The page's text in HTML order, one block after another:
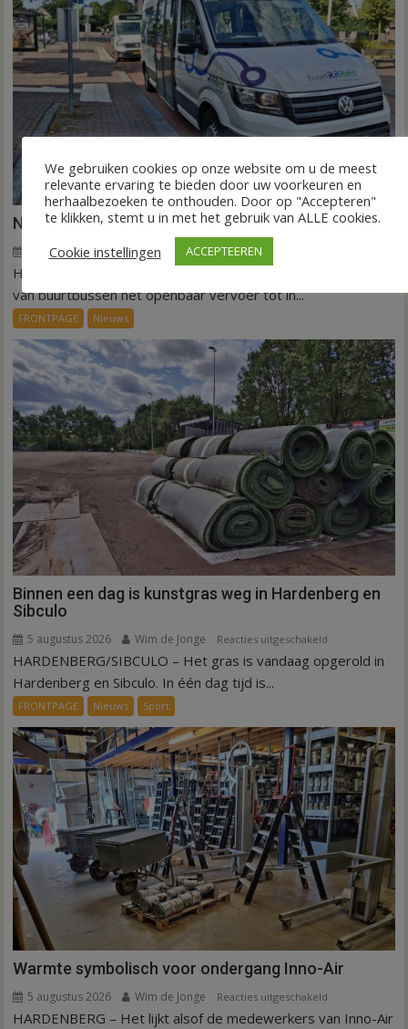
Nieuw ov-systeem verbindt alle kernen Hardenberg
6 augustus 2026 Wim de Jonge Reacties uitgeschakeld
ov-
alle
kernen
Hardenberg
HARDENBERG – Eind volgend jaar moet een extra systeem
van buurtbussen het openbaar vervoer tot in...
FRONTPAGE Nieuws
Binnen een dag is kunstgras weg in Hardenberg en
Sibculo
5 augustus 2026 Wim de Jonge Reacties uitgeschakeld
Binnen
kunstgras
weg
in
Hardenberg
en
Sibculo
HARDENBERG/SIBCULO – Het gras is vandaag opgerold in
Hardenberg en Sibculo. In één dag tijd is...
FRONTPAGE Nieuws Sport
Warmte symbolisch voor ondergang Inno-Air
5 augustus 2026 Wim de Jonge Reacties uitgeschakeld
Warmte
HARDENBERG – Het lijkt alsof de medewerkers van Inno-Air
We gebruiken cookies op onze website om u de meest
relevante ervaring te bieden door uw voorkeuren en
herhaalbezoeken te onthouden. Door op "Accepteren"
te klikken, stemt u in met het gebruik van ALLE cookies.
Cookie instellingen
ACCEPTEEREN